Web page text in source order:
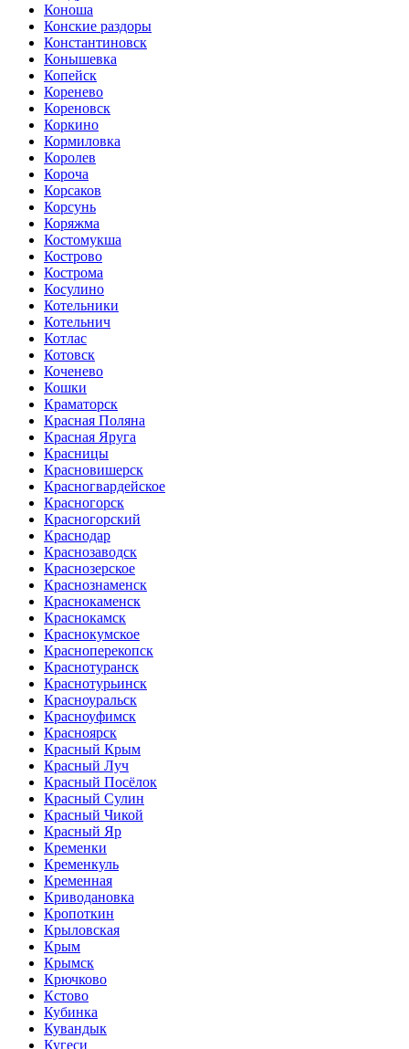
Коноша
Конские раздоры
Константиновск
Конышевка
Копейск
Коренево
Кореновск
Коркино
Кормиловка
Королев
Короча
Корсаков
Корсунь
Коряжма
Костомукша
Кострово
Кострома
Косулино
Котельники
Котельнич
Котлас
Котовск
Коченево
Кошки
Краматорск
Красная Поляна
Красная Яруга
Красницы
Красновишерск
Красногвардейское
Красногорск
Красногорский
Краснодар
Краснозаводск
Краснозерское
Краснознаменск
Краснокаменск
Краснокамск
Краснокумское
Красноперекопск
Краснотуранск
Краснотурьинск
Красноуральск
Красноуфимск
Красноярск
Красный Крым
Красный Луч
Красный Посёлок
Красный Сулин
Красный Чикой
Красный Яр
Кременки
Кременкуль
Кременная
Криводановка
Кропоткин
Крыловская
Крым
Крымск
Крючково
Кстово
Кубинка
Кувандык
Кугеси